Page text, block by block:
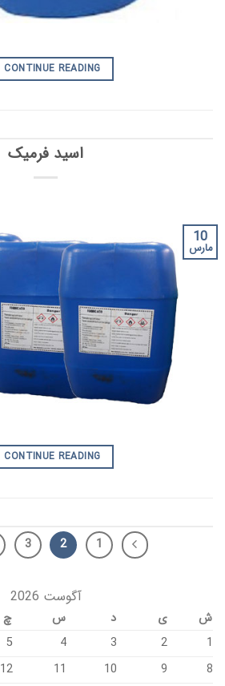
CONTINUE READING
اسید فرمیک
10
مارس
CONTINUE READING
1
2
3
آگوست 2026
ش ی د س چ
1
2
3
4
5
8
9
10
11
12